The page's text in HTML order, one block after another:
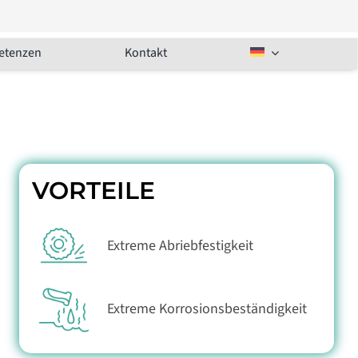
Kontakt
VORTEILE
Extreme Abriebfestigkeit
Extreme Korrosionsbeständigkeit